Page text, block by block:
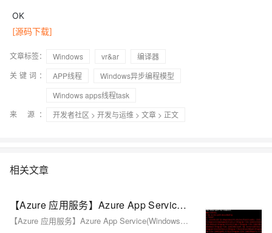
OK
[源码下载]
文章标签： Windows vr&ar
编译器
关键词：
APP线程
Windows异步编程模型
Windows apps线程task
来 源：
开发者社区 > 开发与运维 > 文章 > 正文
相关文章
【Azure 应用服务】Azure App Service(Windows)环境中如何让.NET应用调用SAP NetWeaver RFC函数
【Azure 应用服务】Azure App Service(Windows)环境中如何让.NET应用调用SAP NetWeaver RFC函数